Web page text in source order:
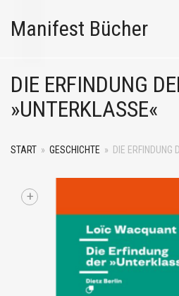
Manifest Bücher
DIE ERFINDUNG
»UNTERKLASSE«
START » GESCHICHTE » DIE ERFINDUNG
+